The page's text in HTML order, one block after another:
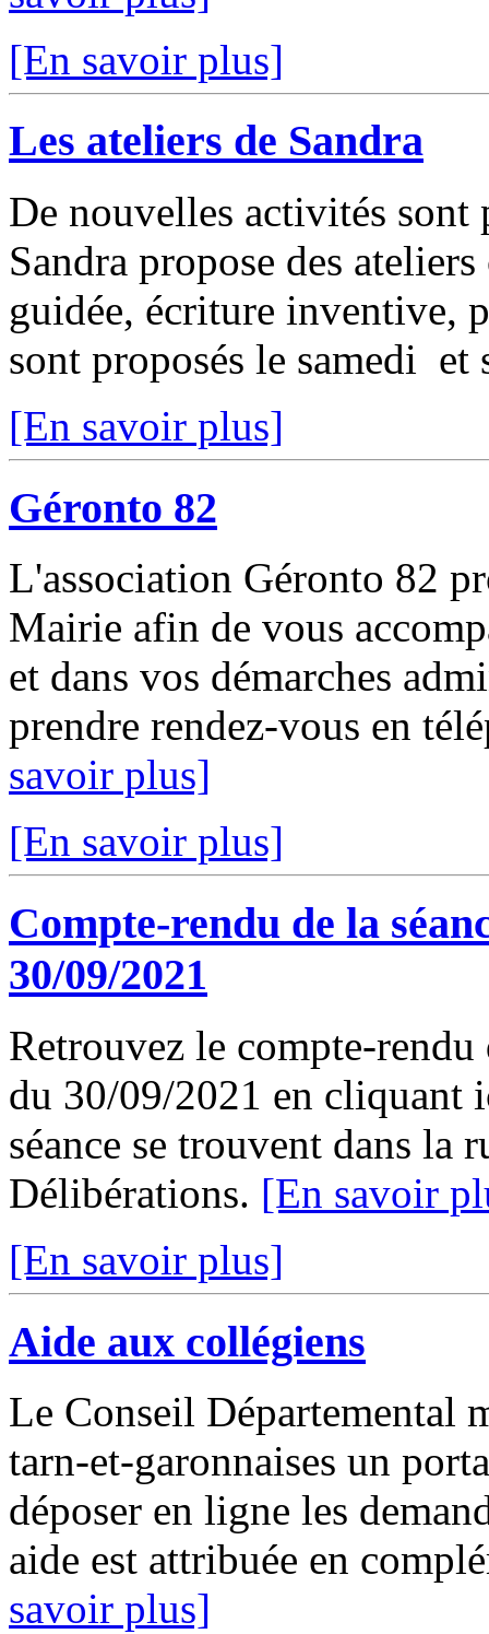
[En savoir plus]
Les ateliers de Sandra
De nouvelles activités sont
Sandra propose des
guidée, écriture inventive,
sont proposés le samedi et
[En savoir plus]
Géronto 82
L'association Géronto 82
Mairie afin de vous
et dans vos démarches
prendre rendez-vous en
savoir plus]
[En savoir plus]
Compte-rendu de la
30/09/2021
Retrouvez le compte-
du 30/09/2021 en cliquant
séance se trouvent dans
Délibérations. [En savoir
[En savoir plus]
Aide aux collégiens
Le Conseil Départemental
tarn-et-garonnaises un
déposer en ligne les
aide est attribuée en
savoir plus]